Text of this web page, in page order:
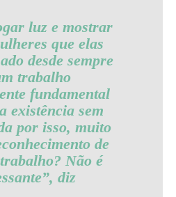
luz e mostrar
que elas
desde sempre
trabalho
fundamental
existência sem
por isso, muito
de
Não é
diz